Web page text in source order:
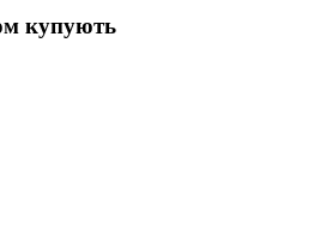
купують